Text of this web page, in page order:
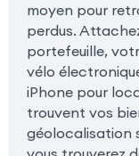
moyen pour
perdus.
portefeuille,
vélo
iPhone pour
trouvent vos
géolocalisation